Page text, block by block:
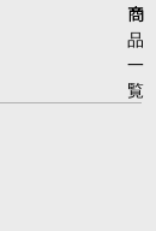
商
品
一
覧